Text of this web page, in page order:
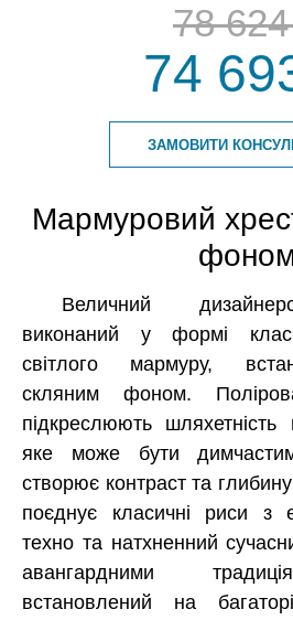
78
74
ЗАМОВИТИ
Мармуровий
Величний
виконаний у формі
світлого мармуру,
скляним фоном.
підкреслюють
яке може бути
створює контраст та
поєднує класичні риси з
техно та натхненний
авангардними
встановлений на